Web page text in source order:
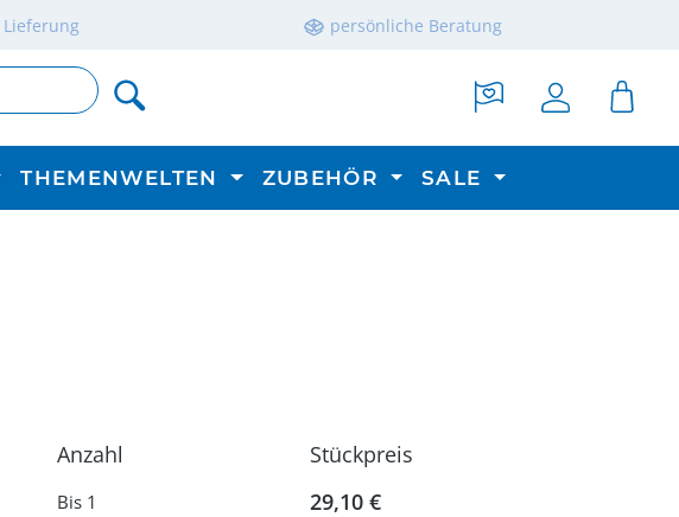
persönliche Beratung
THEMENWELTEN ZUBEHÖR SALE
Anzahl Stückpreis
Bis 1 29,10 €